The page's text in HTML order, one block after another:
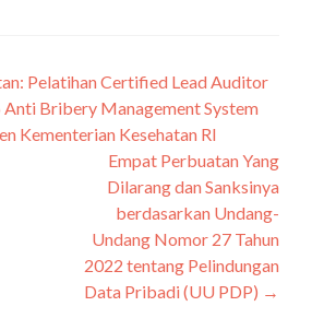
Pelatihan Certified Lead Auditor
Bribery Management System
Kementerian Kesehatan RI
Empat Perbuatan Yang
Dilarang dan Sanksinya
berdasarkan Undang-
Undang Nomor 27 Tahun
2022 tentang Pelindungan
Data Pribadi (UU PDP) →